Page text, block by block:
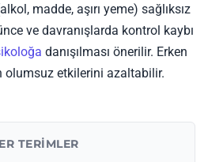
madde, aşırı yeme) sağlıksız
ve davranışlarda kontrol kaybı
danışılması önerilir. Erken
olumsuz etkilerini azaltabilir.
TERIMLER